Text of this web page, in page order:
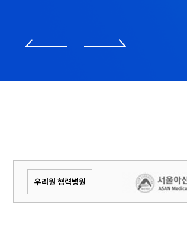
우리원 협력병원